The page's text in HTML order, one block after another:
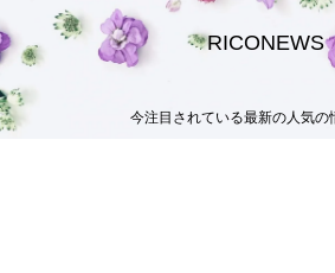
RICONEWS
今注目されている最新の人気の